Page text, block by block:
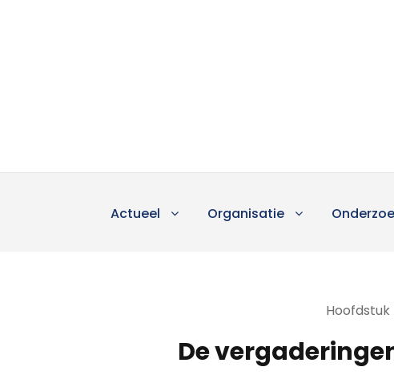
Actueel Organisatie
Hoofdstuk
De